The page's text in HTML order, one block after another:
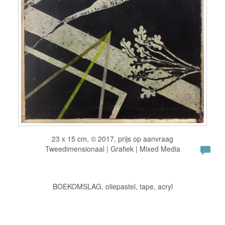
23 x 15 cm, © 2017, prijs op aanvraag
Tweedimensionaal | Grafiek | Mixed Media
BOEKOMSLAG, oliepastel, tape, acryl